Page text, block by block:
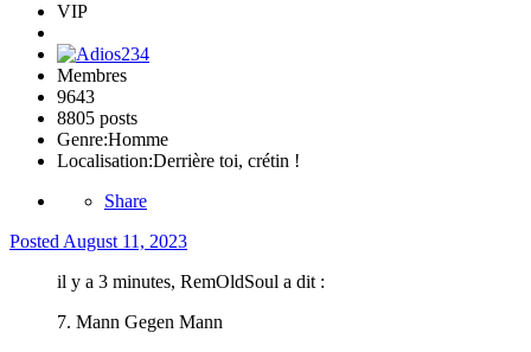
VIP
Membres
9643
8805 posts
Genre:Homme
Localisation:Derrière toi, crétin !
Share
Posted August 11, 2023
il y a 3 minutes, RemOldSoul a dit :
7. Mann Gegen Mann